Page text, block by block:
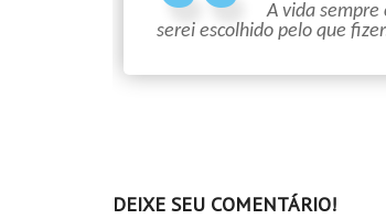
A vida sempre
serei escolhido pelo que
DEIXE SEU COMENTÁRIO!